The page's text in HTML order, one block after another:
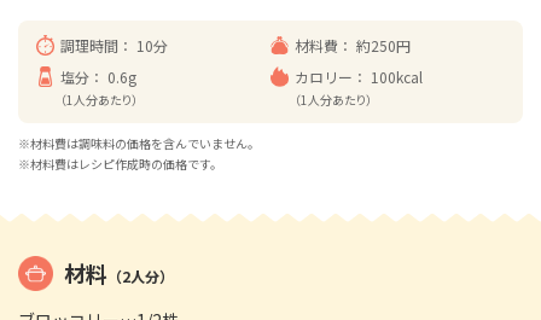
調理時間： 10分 材料費： 約250円
塩分： 0.6g
（1人分あたり）
カロリー： 100kcal
（1人分あたり）
※材料費は調味料の価格を含んでいません。
※材料費はレシピ作成時の価格です。
材料 （2人分）